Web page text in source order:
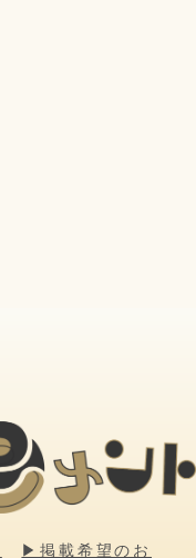
▶掲載希望のお